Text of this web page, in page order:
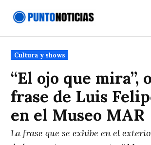
Noticias
Publicado
en
Cultura y shows
“El ojo que mira”,
frase de Luis
en el Museo MAR
La frase que se exhibe en el